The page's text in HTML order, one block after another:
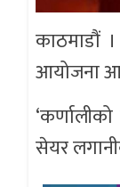
काठमाडौं
आयोजना
सेयर